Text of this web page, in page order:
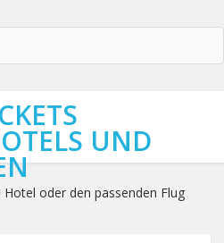
UND
oder den passenden Flug